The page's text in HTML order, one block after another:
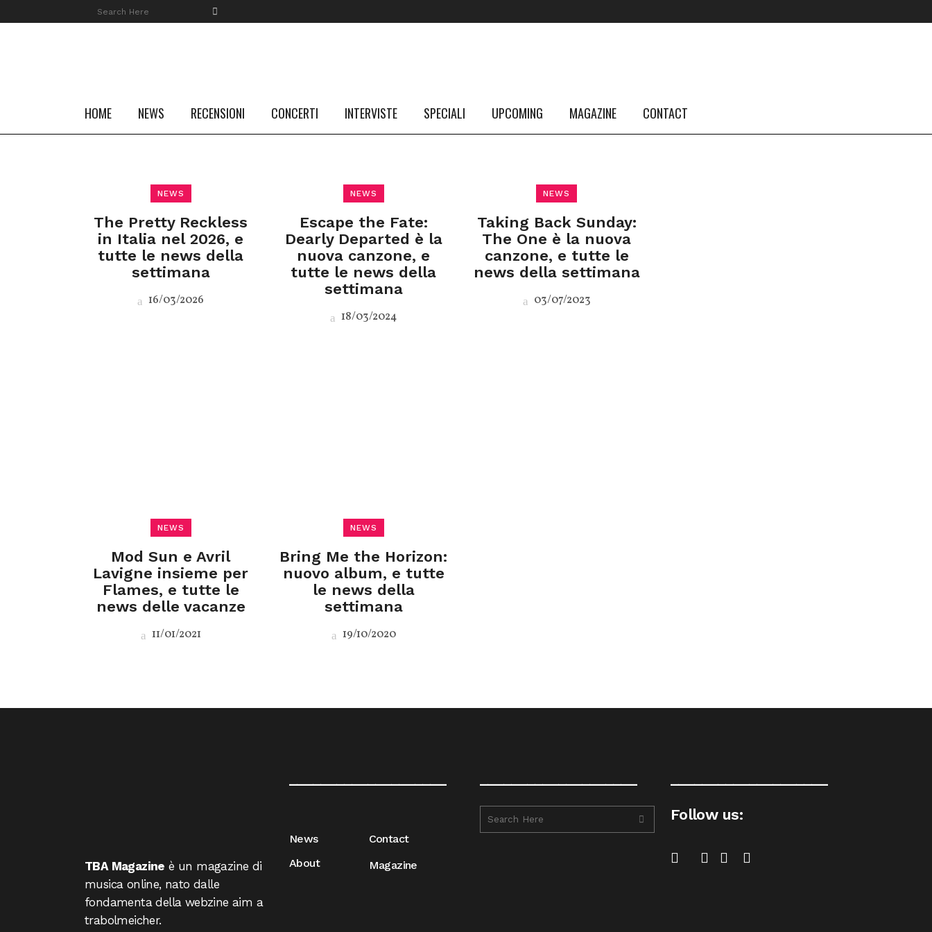
HOME NEWS RECENSIONI CONCERTI INTERVISTE SPECIALI UPCOMING MAGAZINE CONTACT
NEWS
The Pretty Reckless
in Italia nel 2026, e
tutte le news della
settimana
16/03/2026
NEWS
Escape the Fate:
Dearly Departed è la
nuova canzone, e
tutte le news della
settimana
18/03/2024
NEWS
Taking Back Sunday:
The One è la nuova
canzone, e tutte le
news della settimana
03/07/2023
NEWS
Mod Sun e Avril
Lavigne insieme per
Flames, e tutte le
news delle vacanze
11/01/2021
NEWS
Bring Me the Horizon:
nuovo album, e tutte
le news della
settimana
19/10/2020
FOLLOW US #TBA
INSTAGRAM FEED
TBA Magazine è un magazine di
musica online, nato dalle
fondamenta della webzine aim a
trabolmeicher.
News
About
Contact
Magazine
Follow us: